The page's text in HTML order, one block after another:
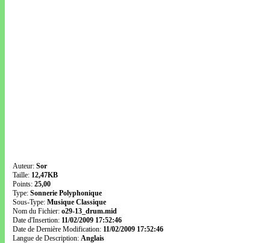
Auteur: Sor
Taille: 12,47KB
Points: 25,00
Type: Sonnerie Polyphonique
Sous-Type: Musique Classique
Nom du Fichier: o29-13_drum.mid
Date d'Insertion: 11/02/2009 17:52:46
Date de Dernière Modification: 11/02/2009 17:52:46
Langue de Description: Anglais